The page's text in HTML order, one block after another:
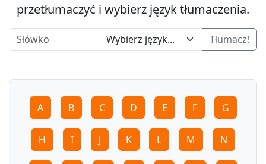
przetłumaczyć i wybierz język tłumaczenia.
Tłumacz!
A B C D E F G
H I J K L M N